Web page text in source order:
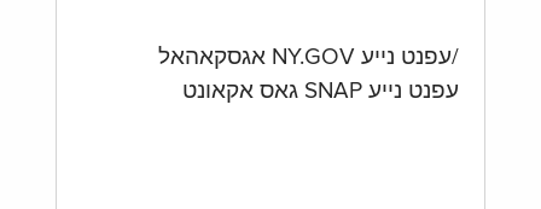
/עפנט נייע NY.GOV אגסקאהאל
עפנט נייע SNAP גאס אקאונט